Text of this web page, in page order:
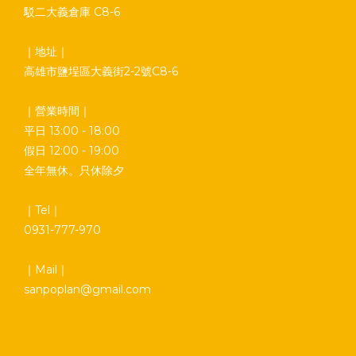
駁二大義倉庫 C8-6
｜地址｜
高雄市鹽埕區大義街2-2號C8-6
｜營業時間｜
平日 13:00 - 18:00
假日 12:00 - 19:00
全年無休。只休除夕
｜Tel｜
0931-777-970
｜Mail｜
sanpoplan@gmail.com